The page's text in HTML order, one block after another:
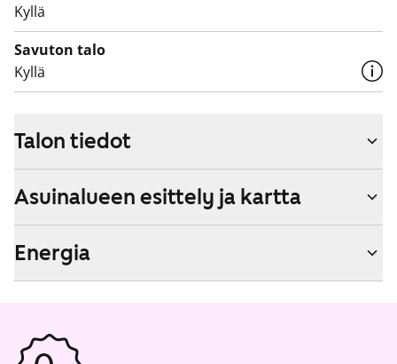
Kyllä
Savuton talo
Kyllä
Talon tiedot
Asuinalueen esittely ja kartta
Energia